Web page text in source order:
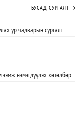
шаардлагагүй болж
инновацийг дэмжих вэ?
амжилттай зохион
БУСАД СУРГАЛТ
ур чадварын сургалт
нэмэгдүүлэх хөтөлбөр